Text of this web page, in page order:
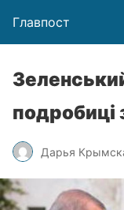
Главпост
подробиці
Дарья